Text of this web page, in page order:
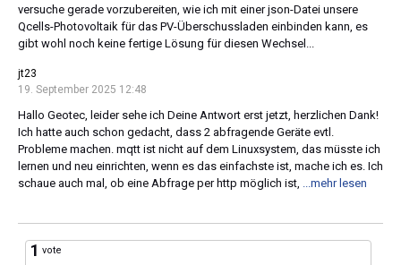
versuche gerade vorzubereiten, wie ich mit einer json-Datei unsere
Qcells-Photovoltaik für das PV-Überschussladen einbinden kann, es
gibt wohl noch keine fertige Lösung für diesen Wechsel...
jt23
19. September 2025 12:48
Hallo Geotec, leider sehe ich Deine Antwort erst jetzt, herzlichen Dank!
Ich hatte auch schon gedacht, dass 2 abfragende Geräte evtl.
Probleme machen. mqtt ist nicht auf dem Linuxsystem, das müsste ich
lernen und neu einrichten, wenn es das einfachste ist, mache ich es. Ich
schaue auch mal, ob eine Abfrage per http möglich ist,
...mehr lesen
1 vote